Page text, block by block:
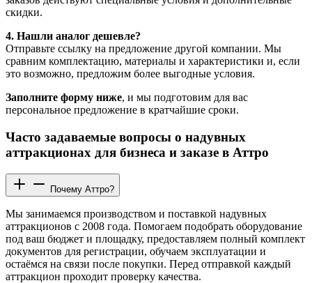
скидки.
4. Нашли аналог дешевле?
Отправьте ссылку на предложение другой компании. Мы
сравним комплектацию, материалы и характеристики и, если
это возможно, предложим более выгодные условия.
Заполните форму ниже, и мы подготовим для вас
персональное предложение в кратчайшие сроки.
Часто задаваемые вопросы о надувных
аттракционах для бизнеса и заказе в Аттро
Почему Аттро?
Мы занимаемся производством и поставкой надувных
аттракционов с 2008 года. Помогаем подобрать оборудование
под ваш бюджет и площадку, предоставляем полный комплект
документов для регистрации, обучаем эксплуатации и
остаёмся на связи после покупки. Перед отправкой каждый
аттракцион проходит проверку качества.